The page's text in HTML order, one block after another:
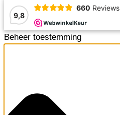
9,8
660 Reviews
Beheer toestemming